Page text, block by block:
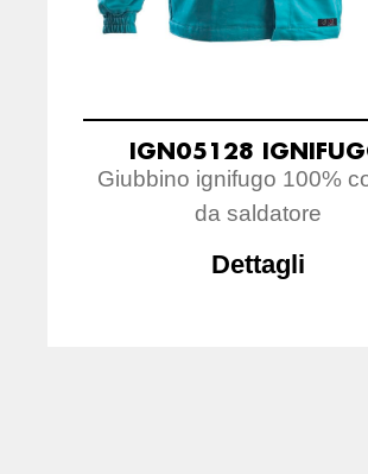
IGN05128
Giubbino ignifugo 100%
da saldatore
Dettagli